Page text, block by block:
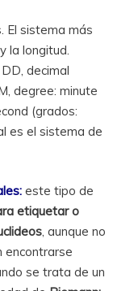
El sistema más
la longitud.
DD, decimal
degree: minute
(grados:
es el sistema de
este tipo de
etiquetar o
, aunque no
encontrarse
se trata de un